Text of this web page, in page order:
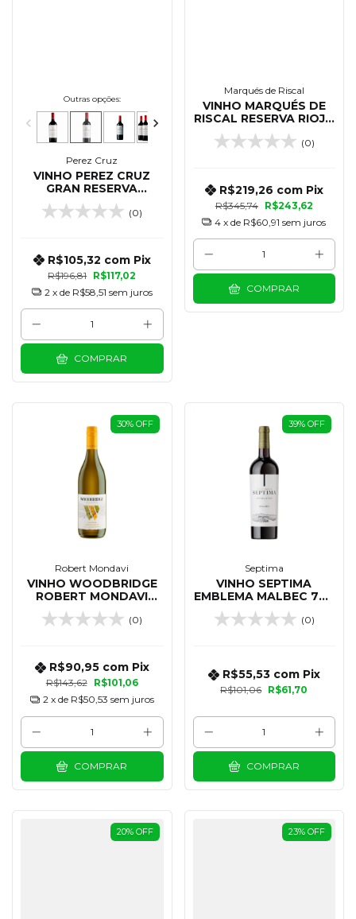
Outras opções:
Perez Cruz
VINHO PEREZ CRUZ
GRAN RESERVA
CABERNET SAUVIGNON
(MAGNUM) 1,5 LITROS
(0)
R$196,81 R$117,02
R$105,32 com Pix
2 x de R$58,51 sem juros
COMPRAR
Marqués de Riscal
VINHO MARQUÉS DE
RISCAL RESERVA RIOJA
TEMPRANILLO 750 ML -
2020
(0)
R$345,74 R$243,62
R$219,26 com Pix
4 x de R$60,91 sem juros
COMPRAR
30% OFF
Robert Mondavi
VINHO WOODBRIDGE
ROBERT MONDAVI
CHARDONNAY 750 ML
(0)
R$143,62 R$101,06
R$90,95 com Pix
2 x de R$50,53 sem juros
COMPRAR
39% OFF
Septima
VINHO SEPTIMA
EMBLEMA MALBEC 750
ML
(0)
R$101,06 R$61,70
R$55,53 com Pix
COMPRAR
20% OFF 23% OFF